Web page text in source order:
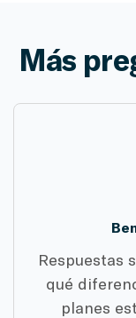
Más
Respuestas
qué
planes